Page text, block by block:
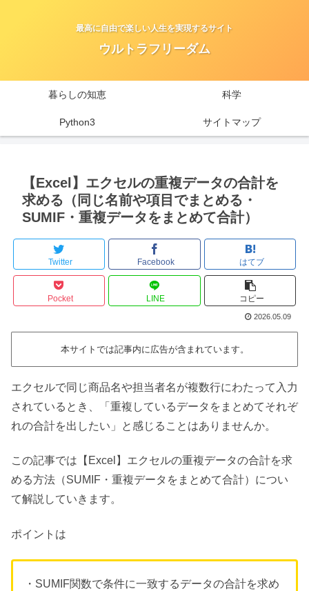
最高に自由で楽しい人生を実現するサイト
ウルトラフリーダム
暮らしの知恵 科学
Python3 サイトマップ
【Excel】エクセルの重複データの合計を
求める（同じ名前や項目でまとめる・
SUMIF・重複データをまとめて合計）
Twitter Facebook はてブ
Pocket LINE コピー
2026.05.09
本サイトでは記事内に広告が含まれています。
エクセルで同じ商品名や担当者名が複数行にわたって入力
されているとき、「重複しているデータをまとめてそれぞ
れの合計を出したい」と感じることはありませんか。
この記事では【Excel】エクセルの重複データの合計を求
める方法（SUMIF・重複データをまとめて合計）につい
て解説していきます。
ポイントは
・SUMIF関数で条件に一致するデータの合計を求め